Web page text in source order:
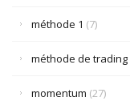
méthode 1 (7)
méthode de trading
momentum (27)